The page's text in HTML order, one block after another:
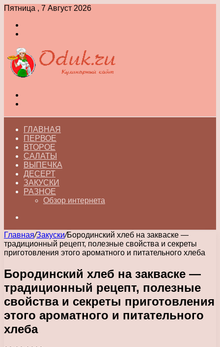
Пятница , 7 Август 2026
ГЛАВНАЯ
ПЕРВОЕ
ВТОРОЕ
САЛАТЫ
ВЫПЕЧКА
ДЕСЕРТ
ЗАКУСКИ
РАЗНОЕ
Обзор интернета
Главная/Закуски/Бородинский хлеб на закваске —
традиционный рецепт, полезные свойства и секреты
приготовления этого ароматного и питательного хлеба
Бородинский хлеб на закваске —
традиционный рецепт, полезные
свойства и секреты приготовления
этого ароматного и питательного
хлеба